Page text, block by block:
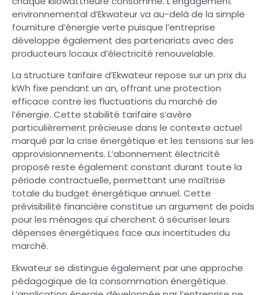
environnemental d’Ekwateur va au-delà de la simple
fourniture d’énergie verte puisque l’entreprise
développe également des partenariats avec des
producteurs locaux d’électricité renouvelable.
La structure tarifaire d’Ekwateur repose sur un prix du
kWh fixe pendant un an, offrant une protection
efficace contre les fluctuations du marché de
l’énergie. Cette stabilité tarifaire s’avère
particulièrement précieuse dans le contexte actuel
marqué par la crise énergétique et les tensions sur les
approvisionnements. L’abonnement électricité
proposé reste également constant durant toute la
période contractuelle, permettant une maîtrise
totale du budget énergétique annuel. Cette
prévisibilité financière constitue un argument de poids
pour les ménages qui cherchent à sécuriser leurs
dépenses énergétiques face aux incertitudes du
marché.
Ekwateur se distingue également par une approche
pédagogique de la consommation énergétique.